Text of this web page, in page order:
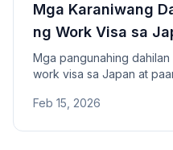
Mga Karaniwang
ng Work Visa sa
Mga pangunahing
work visa sa Japan at
Feb 15, 2026